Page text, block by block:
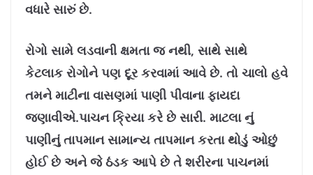
વધારે સારું છે.
રોગો સામે લડવાની ક્ષમતા જ નથી, સાથે સાથે
કેટલાક રોગોને પણ દૂર કરવામાં આવે છે. તો ચાલો હવે
તમને માટીના વાસણમાં પાણી પીવાના ફાયદા
જણાવીએ.પાચન ક્રિયા કરે છે સારી. માટલા નું
પાણીનું તાપમાન સામાન્ય તાપમાન કરતા થોડું ઓછું
હોઈ છે અને જે ઠંડક આપે છે તે શરીરના પાચનમાં